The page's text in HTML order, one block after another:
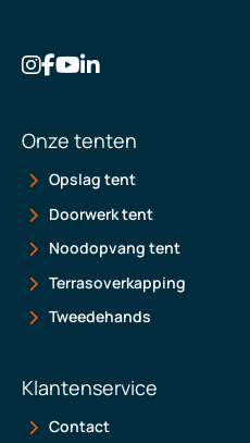
Onze tenten
Opslag tent
Doorwerk tent
Noodopvang tent
Terrasoverkapping
Tweedehands
Klantenservice
Contact